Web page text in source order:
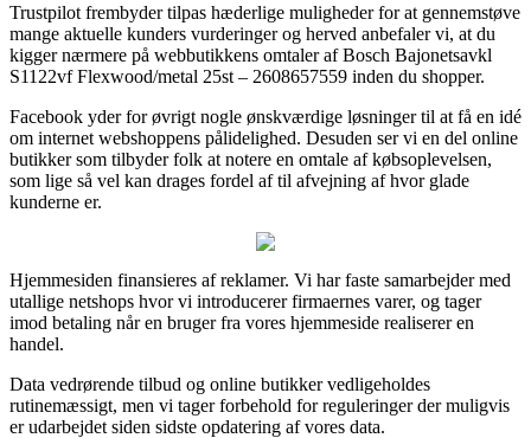
Trustpilot frembyder tilpas hæderlige muligheder for at gennemstøve
mange aktuelle kunders vurderinger og herved anbefaler vi, at du
kigger nærmere på webbutikkens omtaler af Bosch Bajonetsavkl
S1122vf Flexwood/metal 25st – 2608657559 inden du shopper.
Facebook yder for øvrigt nogle ønskværdige løsninger til at få en idé
om internet webshoppens pålidelighed. Desuden ser vi en del online
butikker som tilbyder folk at notere en omtale af købsoplevelsen,
som lige så vel kan drages fordel af til afvejning af hvor glade
kunderne er.
Hjemmesiden finansieres af reklamer. Vi har faste samarbejder med
utallige netshops hvor vi introducerer firmaernes varer, og tager
imod betaling når en bruger fra vores hjemmeside realiserer en
handel.
Data vedrørende tilbud og online butikker vedligeholdes
rutinemæssigt, men vi tager forbehold for reguleringer der muligvis
er udarbejdet siden sidste opdatering af vores data.